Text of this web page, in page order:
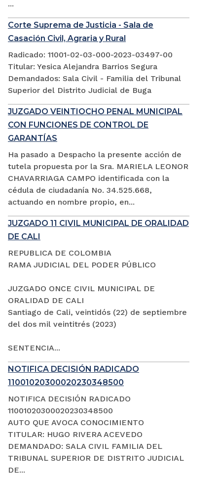
...
Corte Suprema de Justicia - Sala de
Casación Civil, Agraria y Rural
Radicado: 11001-02-03-000-2023-03497-00
Titular: Yesica Alejandra Barrios Segura
Demandados: Sala Civil - Familia del Tribunal
Superior del Distrito Judicial de Buga
JUZGADO VEINTIOCHO PENAL MUNICIPAL
CON FUNCIONES DE CONTROL DE
GARANTÍAS
Ha pasado a Despacho la presente acción de
tutela propuesta por la Sra. MARIELA LEONOR
CHAVARRIAGA CAMPO identificada con la
cédula de ciudadanía No. 34.525.668,
actuando en nombre propio, en...
JUZGADO 11 CIVIL MUNICIPAL DE ORALIDAD
DE CALI
REPUBLICA DE COLOMBIA
RAMA JUDICIAL DEL PODER PÚBLICO
JUZGADO ONCE CIVIL MUNICIPAL DE
ORALIDAD DE CALI
Santiago de Cali, veintidós (22) de septiembre
del dos mil veintitrés (2023)
SENTENCIA...
NOTIFICA DECISIÓN RADICADO
11001020300020230348500
NOTIFICA DECISIÓN RADICADO
11001020300020230348500
AUTO QUE AVOCA CONOCIMIENTO
TITULAR: HUGO RIVERA ACEVEDO
DEMANDADO: SALA CIVIL FAMILIA DEL
TRIBUNAL SUPERIOR DE DISTRITO JUDICIAL
DE...